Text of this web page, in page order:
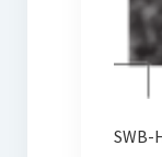
SWB-